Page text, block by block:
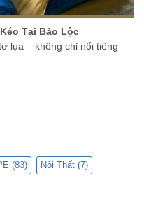
Tại Bảo Lộc
lụa – không chỉ nổi tiếng
(83) Nội Thất (7)